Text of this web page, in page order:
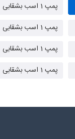
پمپ 1 اسب بشقابی
پمپ 1 اسب بشقابی
پمپ 1 اسب بشقابی
پمپ 1 اسب بشقابی